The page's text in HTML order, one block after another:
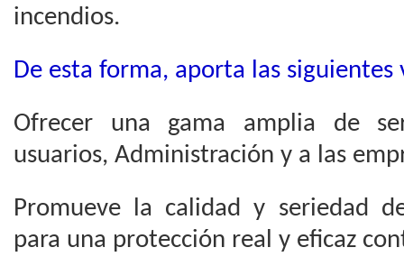
incendios.
De esta forma, aporta las siguientes
Ofrecer una gama amplia de
usuarios, Administración y a las
Promueve la calidad y seriedad
para una protección real y eficaz